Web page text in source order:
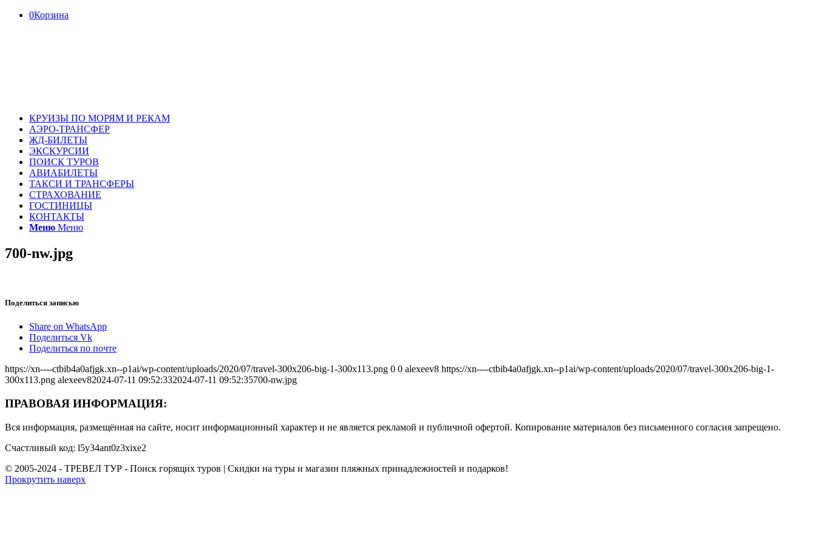
0Корзина
КРУИЗЫ ПО МОРЯМ И РЕКАМ
АЭРО-ТРАНСФЕР
ЖД-БИЛЕТЫ
ЭКСКУРСИИ
ПОИСК ТУРОВ
АВИАБИЛЕТЫ
ТАКСИ И ТРАНСФЕРЫ
СТРАХОВАНИЕ
ГОСТИНИЦЫ
КОНТАКТЫ
Меню Меню
700-nw.jpg
Поделиться записью
Share on WhatsApp
Поделиться Vk
Поделиться по почте
https://xn----ctbib4a0afjgk.xn--p1ai/wp-content/uploads/2020/07/travel-300x206-big-1-300x113.png 0 0 alexeev8 https://xn----ctbib4a0afjgk.xn--p1ai/wp-content/uploads/2020/07/travel-300x206-big-1-
300x113.png alexeev82024-07-11 09:52:332024-07-11 09:52:35700-nw.jpg
ПРАВОВАЯ ИНФОРМАЦИЯ:
Вся информация, размещённая на сайте, носит информационный характер и не является рекламой и публичной офертой. Копирование материалов без письменного согласия запрещено.
Счастливый код: l5y34ant0z3xixe2
© 2005-2024 - ТРЕВЕЛ ТУР - Поиск горящих туров | Скидки на туры и магазин пляжных принадлежностей и подарков!
Прокрутить наверх